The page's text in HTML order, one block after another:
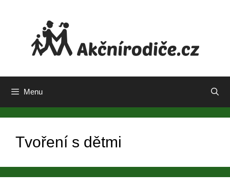
Menu
Tvoření s dětmi